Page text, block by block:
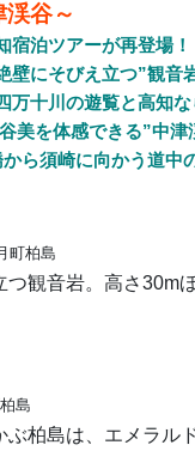
谷～
宿泊ツアーが再登場
壁にそびえ立つ”観
十川の遊覧と高知な
美を体感できる”中
ら須崎に向かう道
町柏島
観音岩。高さ30m
島
柏島は、エメラル